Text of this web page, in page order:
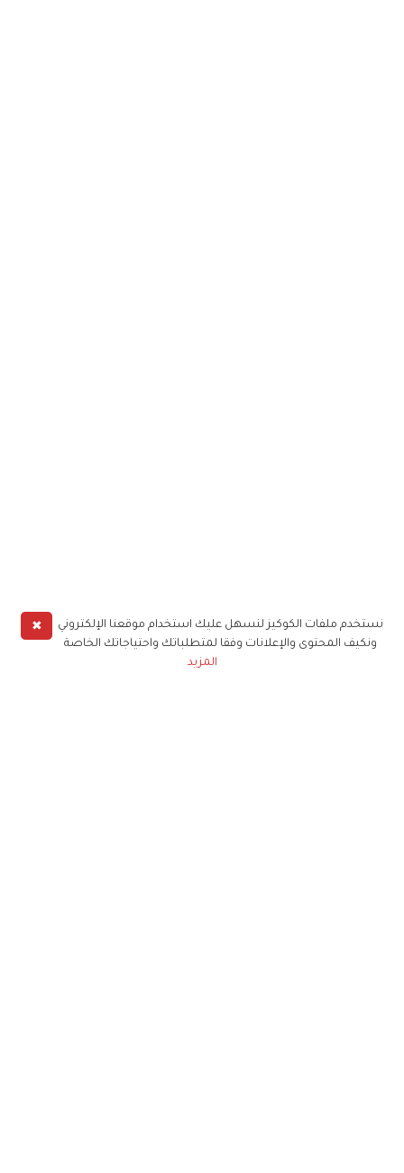
✖
نستخدم ملفات الكوكيز لنسهل عليك استخدام موقعنا الإلكتروني
ونكيف المحتوى والإعلانات وفقا لمتطلباتك واحتياجاتك الخاصة
المزيد